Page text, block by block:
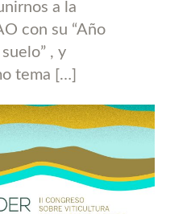
a la
con su “Año
, y
tema […]